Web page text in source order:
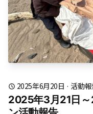
2025年6月20日 · 活動
2025年3月21日